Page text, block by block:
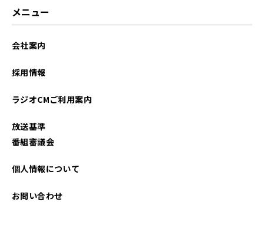
メニュー
会社案内
採用情報
ラジオCMご利用案内
放送基準
番組審議会
個人情報について
お問い合わせ